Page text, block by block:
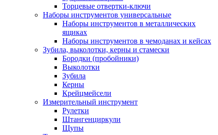
Торцевые отвертки-ключи
Наборы инструментов универсальные
Наборы инструментов в металлических
ящиках
Наборы инструментов в чемоданах и кейсах
Зубила, выколотки, керны и стамески
Бородки (пробойники)
Выколотки
Зубила
Керны
Крейцмейсели
Измерительный инструмент
Рулетки
Штангенциркули
Щупы